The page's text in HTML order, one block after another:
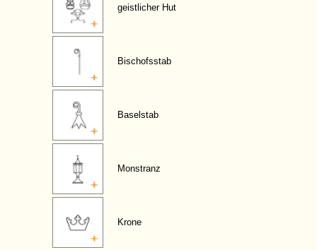
geistlicher Hut
Bischofsstab
Baselstab
Monstranz
Krone